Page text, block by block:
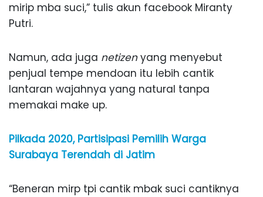
mirip mba suci,” tulis akun facebook Miranty
Putri.
Namun, ada juga netizenyang menyebut
penjual tempe mendoan itu lebih cantik
lantaran wajahnya yang natural tanpa
memakai make up.
Pilkada 2020, Partisipasi Pemilih Warga
Surabaya Terendah di Jatim
“Beneran mirp tpi cantik mbak suci cantiknya